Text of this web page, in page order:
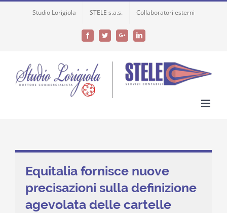
Studio Lorigiola STELE s.a.s. Collaboratori esterni
FacebookTwitterGoogle+LinkedIn
Equitalia fornisce nuove
precisazioni sulla definizione
agevolata delle cartelle